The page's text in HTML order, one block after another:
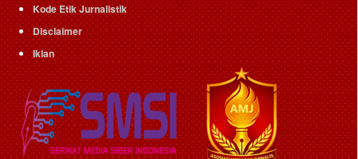
Kode Etik Jurnalistik
Disclaimer
Iklan